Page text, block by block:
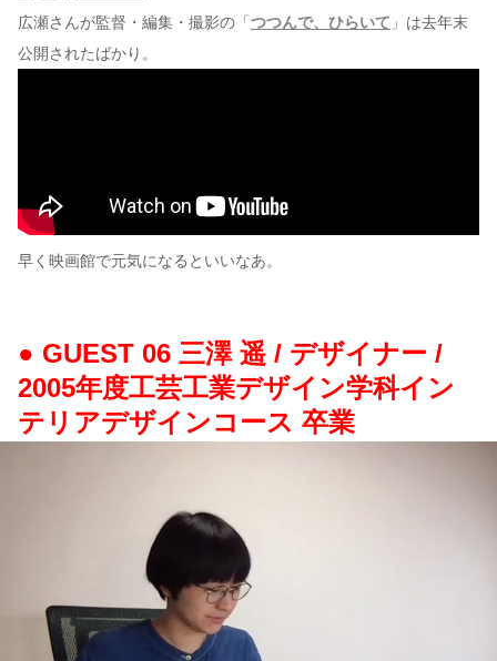
広瀬さんが監督・編集・撮影の「 つつんで、ひらいて 」は去年末
公開されたばかり。
早く映画館で元気になるといいなあ。
● GUEST 06 三澤 遥 / デザイナー /
2005年度工芸工業デザイン学科イン
テリアデザインコース 卒業